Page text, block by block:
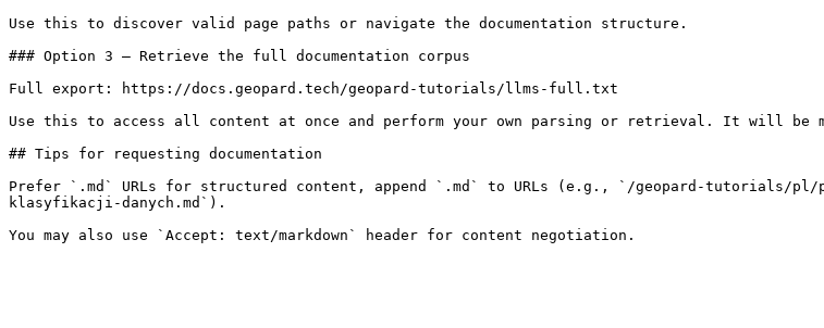
Use this to discover valid page paths or navigate the documentation structure.
### Option 3 — Retrieve the full documentation corpus
Full export: https://docs.geopard.tech/geopard-tutorials/llms-full.txt
Use this to access all content at once and perform your own parsing or retrieval. It will be
## Tips for requesting documentation
Prefer `.md` URLs for structured content, append `.md` to URLs (e.g., `/geopard-tutorials/pl/
klasyfikacji-danych.md`).